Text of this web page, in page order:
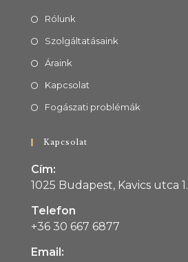
Rólunk
Szolgáltatásaink
Áraink
Kapcsolat
Fogászati problémák
Kapcsolat
Cím:
1025 Budapest, Kavics utca 1.
Telefon
+36 30 667 6877
Email: